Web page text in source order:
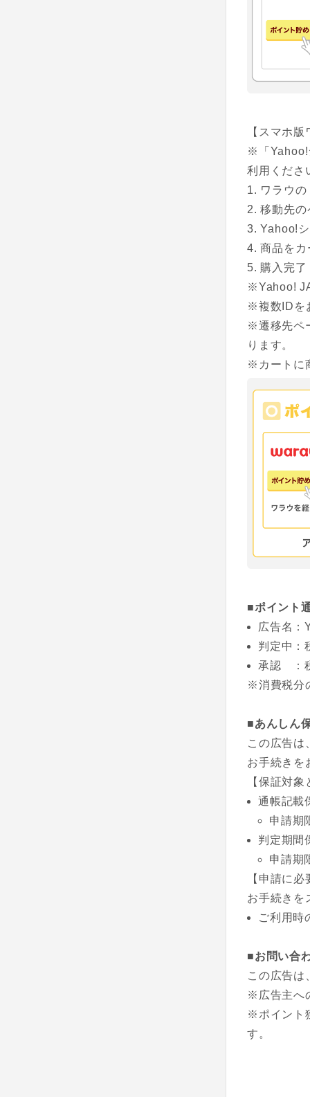
【スマホ
※「Yahoo!
利用くださ
ワラウ
移動先
Yahoo!
商品をカ
購入完了
※Yahoo!
※複数IDを
※遷移先ペ
ります。
※カートに
■ポイント
広告名：
判定中：
承認 ：
※消費税分
■あんしん
この広告は
お手続きを
【保証対
通帳記載
申請期
判定期間
申請期
【申請に
お手続きを
ご利用時
■お問い合
この広告は
※広告主へ
※ポイント
す。